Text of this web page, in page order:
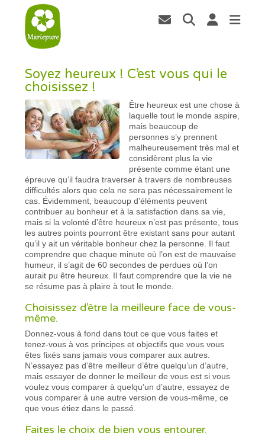
Soyez heureux ! C’est vous qui le
choisissez !
Être heureux est une chose à
laquelle tout le monde aspire,
mais beaucoup de
personnes s’y prennent
malheureusement très mal et
considèrent plus la vie
présente comme étant une
épreuve qu’il faudra traverser à travers de nombreuses
difficultés alors que cela ne sera pas nécessairement le
cas. Évidemment, beaucoup d’éléments peuvent
contribuer au bonheur et à la satisfaction dans sa vie,
mais si la volonté d’être heureux n’est pas présente, tous
les autres points pourront être existant sans pour autant
qu’il y ait un véritable bonheur chez la personne. Il faut
comprendre que chaque minute où l’on est de mauvaise
humeur, il s’agit de 60 secondes de perdues où l’on
aurait pu être heureux. Il faut comprendre que la vie ne
se résume pas à plaire à tout le monde.
Choisissez d’être la meilleure face de vous-
même.
Donnez-vous à fond dans tout ce que vous faites et
tenez-vous à vos principes et objectifs que vous vous
êtes fixés sans jamais vous comparer aux autres.
N’essayez pas d’être meilleur d’être quelqu’un d’autre,
mais essayer de donner le meilleur de vous est si vous
voulez vous comparer à quelqu’un d’autre, essayez de
vous comparer à une autre version de vous-même, ce
que vous étiez dans le passé.
Faites le choix de bien vous entourer.